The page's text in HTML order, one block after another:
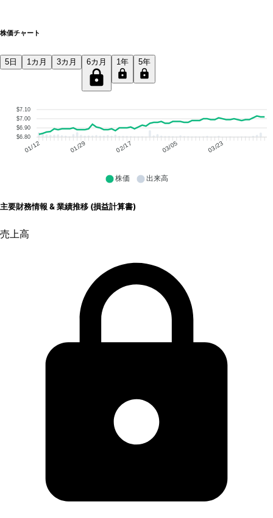
株価チャート
5日 1カ月 3カ月 6カ月 1年 5年
$7.10
$7.00
$6.90
$6.80
01/12 01/29 02/17 03/05 03/23
株価 出来高
主要財務情報 & 業績推移 (損益計算書)
売上高